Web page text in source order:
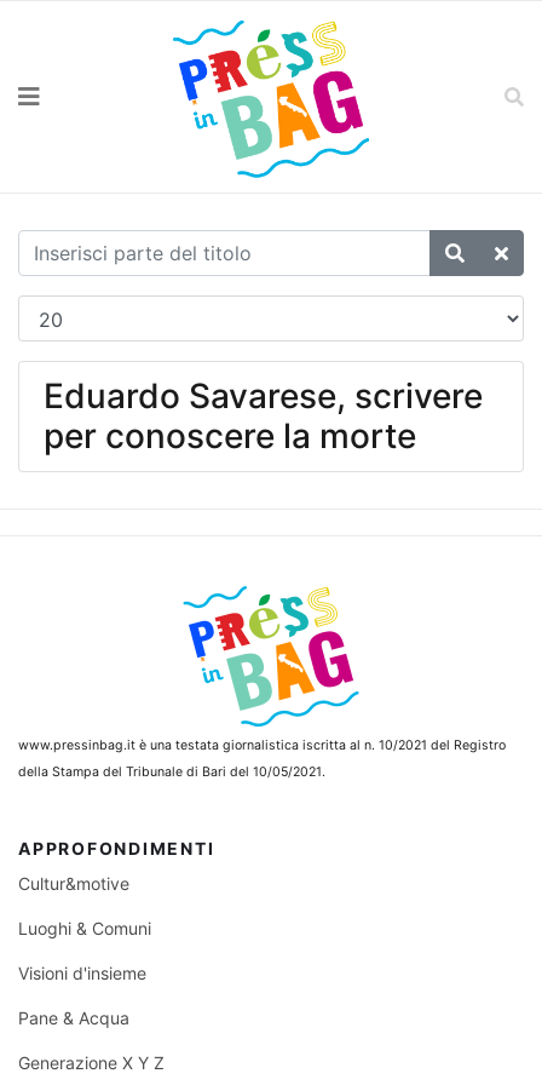
Eduardo Savarese, scrivere
per conoscere la morte
www.pressinbag.it è una testata giornalistica iscritta al n. 10/2021 del Registro
della Stampa del Tribunale di Bari del 10/05/2021.
APPROFONDIMENTI
Cultur&motive
Luoghi & Comuni
Visioni d'insieme
Pane & Acqua
Generazione X Y Z